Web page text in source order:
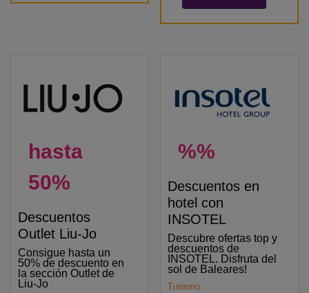
hasta
50%
Descuentos
Outlet Liu-Jo
Consigue hasta un
50% de descuento en
la sección Outlet de
Liu-Jo
%%
Descuentos en
hotel con
INSOTEL
Descubre ofertas top y
descuentos de
INSOTEL. Disfruta del
sol de Baleares!
Turismo